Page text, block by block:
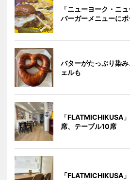
「ニューヨーク・ニ
バーガーメニューにポ
バターがたっぷり染
ェルも
「FLATMICHIKUSA
席、テーブル10席
「FLATMICHIKUSA